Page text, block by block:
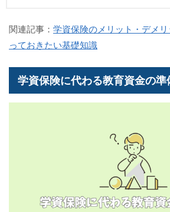
関連記事： 学資保険のメリット・デメ
っておきたい基礎知識
学資保険に代わる教育資金の準